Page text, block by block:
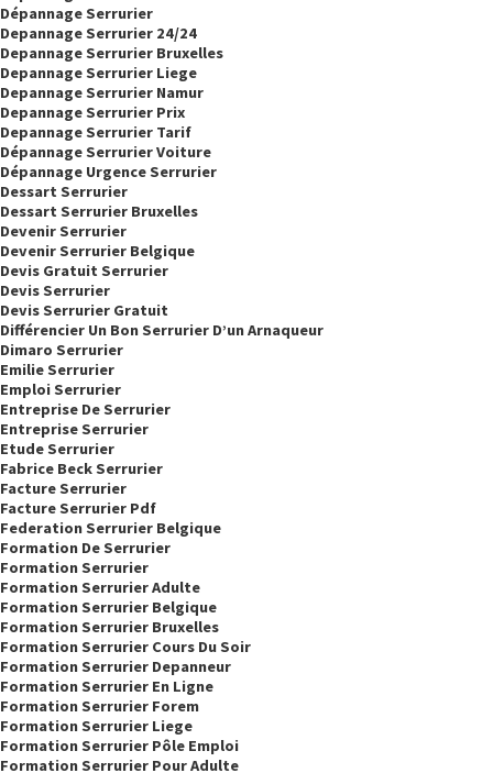
Dépannage Serrurier
Depannage Serrurier 24/24
Depannage Serrurier Bruxelles
Depannage Serrurier Liege
Depannage Serrurier Namur
Depannage Serrurier Prix
Depannage Serrurier Tarif
Dépannage Serrurier Voiture
Dépannage Urgence Serrurier
Dessart Serrurier
Dessart Serrurier Bruxelles
Devenir Serrurier
Devenir Serrurier Belgique
Devis Gratuit Serrurier
Devis Serrurier
Devis Serrurier Gratuit
Différencier Un Bon Serrurier D’un Arnaqueur
Dimaro Serrurier
Emilie Serrurier
Emploi Serrurier
Entreprise De Serrurier
Entreprise Serrurier
Etude Serrurier
Fabrice Beck Serrurier
Facture Serrurier
Facture Serrurier Pdf
Federation Serrurier Belgique
Formation De Serrurier
Formation Serrurier
Formation Serrurier Adulte
Formation Serrurier Belgique
Formation Serrurier Bruxelles
Formation Serrurier Cours Du Soir
Formation Serrurier Depanneur
Formation Serrurier En Ligne
Formation Serrurier Forem
Formation Serrurier Liege
Formation Serrurier Pôle Emploi
Formation Serrurier Pour Adulte